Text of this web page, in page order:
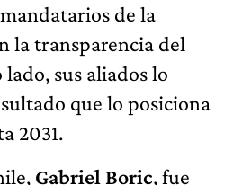
de la
la transparencia del
sus aliados lo
que lo posiciona
2031.
Gabriel Boric, fue